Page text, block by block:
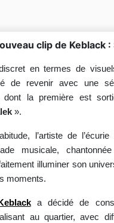
clip de Keblack :
en termes de
de revenir avec une
dont la première est
».
l’artiste de l’écurie
musicale,
illuminer son
moments.
Keblack
a décidé de
au quartier, avec